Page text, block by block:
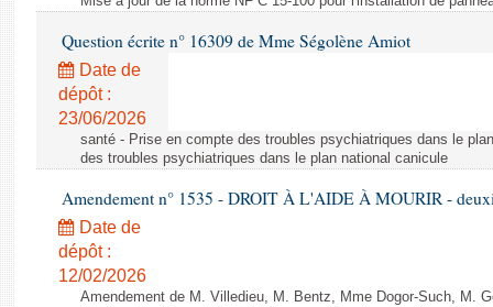
Question écrite n° 16309 de Mme Ségolène Amiot
Date de
dépôt :
23/06/2026
santé - Prise en compte des troubles psychiatriques dans le
des troubles psychiatriques dans le plan national canicule
Amendement n° 1535 - DROIT À L'AIDE À MOURIR -
Date de
dépôt :
12/02/2026
Amendement de M. Villedieu, M. Bentz, Mme Dogor-Such, M.